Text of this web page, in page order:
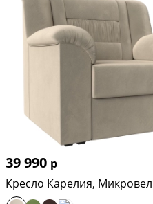
39 990 р
Кресло Карелия,